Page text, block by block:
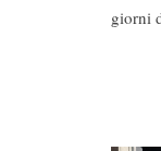
giorni